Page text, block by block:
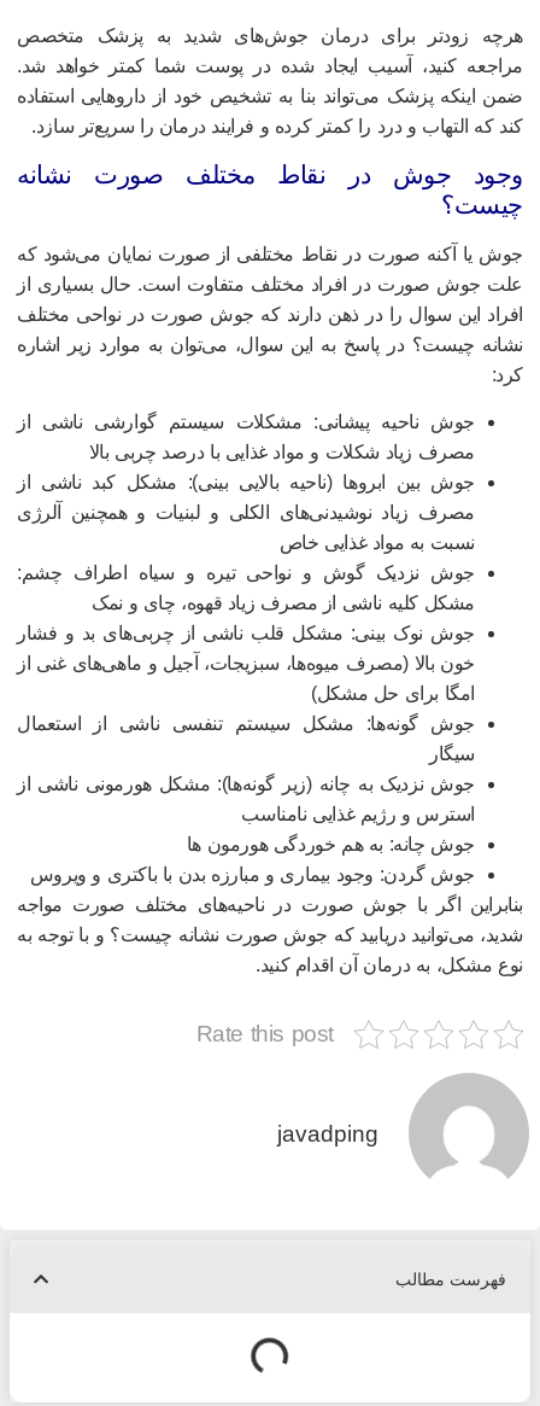
زودتر برای درمان جوش‌های شدید به پزشک متخصص
کنید، آسیب ایجاد شده در پوست شما کمتر خواهد شد.
اینکه پزشک می‌تواند بنا به تشخیص خود از داروهایی استفاده
که التهاب و درد را کمتر کرده و فرایند درمان را سریع‌تر سازد.
جوش در نقاط مختلف صورت نشانه
یا آکنه صورت در نقاط مختلفی از صورت نمایان می‌شود که
جوش صورت در افراد مختلف متفاوت است. حال بسیاری از
این سوال را در ذهن دارند که جوش صورت در نواحی مختلف
چیست؟ در پاسخ به این سوال، می‌توان به موارد زیر اشاره
جوش ناحیه پیشانی: مشکلات سیستم گوارشی ناشی از
مصرف زیاد شکلات و مواد غذایی با درصد چربی بالا
جوش بین ابروها (ناحیه بالایی بینی): مشکل کبد ناشی از
مصرف زیاد نوشیدنی‌های الکلی و لبنیات و همچنین آلرژی
نسبت به مواد غذایی خاص
جوش نزدیک گوش و نواحی تیره و سیاه اطراف چشم:
مشکل کلیه ناشی از مصرف زیاد قهوه، چای و نمک
جوش نوک بینی: مشکل قلب ناشی از چربی‌های بد و فشار
خون بالا (مصرف میوه‌ها، سبزیجات، آجیل و ماهی‌های غنی از
امگا برای حل مشکل)
جوش گونه‌ها: مشکل سیستم تنفسی ناشی از استعمال
سیگار
جوش نزدیک به چانه (زیر گونه‌ها): مشکل هورمونی ناشی از
استرس و رژیم غذایی نامناسب
جوش چانه: به هم خوردگی هورمون ها
جوش گردن: وجود بیماری و مبارزه بدن با باکتری و ویروس
اگر با جوش صورت در ناحیه‌های مختلف صورت مواجه
می‌توانید در‌یابید که جوش صورت نشانه چیست؟ و با توجه به
مشکل، به درمان آن اقدام کنید.
Rate this post
javadping
فهرست مطالب